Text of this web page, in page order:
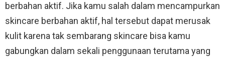
berbahan aktif. Jika kamu salah dalam mencampurkan
skincare berbahan aktif, hal tersebut dapat merusak
kulit karena tak sembarang skincare bisa kamu
gabungkan dalam sekali penggunaan terutama yang